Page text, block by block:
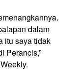
dalam
itu saya tidak
Perancis,”